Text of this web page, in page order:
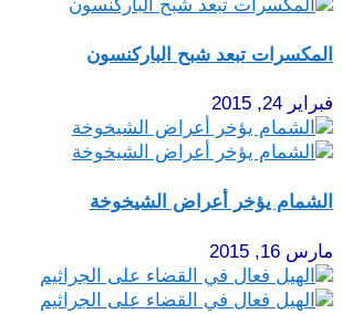
المكسرات تبعد شبح الباركنسون
فبراير 24, 2015
الشمام يؤخر أعراض الشيخوخة
مارس 16, 2015